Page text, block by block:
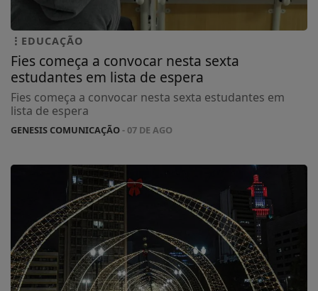
EDUCAÇÃO
Fies começa a convocar nesta sexta
estudantes em lista de espera
Fies começa a convocar nesta sexta estudantes em
lista de espera
GENESIS COMUNICAÇÃO- 07 DE AGO